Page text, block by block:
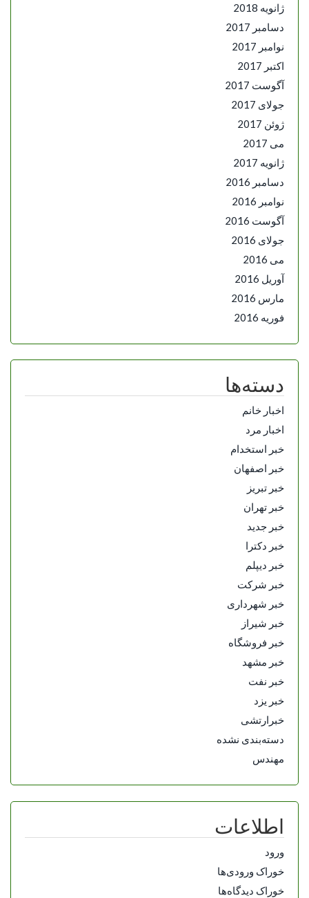
ژانویه 2018
دسامبر 2017
نوامبر 2017
اکتبر 2017
آگوست 2017
جولای 2017
ژوئن 2017
می 2017
ژانویه 2017
دسامبر 2016
نوامبر 2016
آگوست 2016
جولای 2016
می 2016
آوریل 2016
مارس 2016
فوریه 2016
دسته‌ها
اخبار خانم
اخبار مرد
خبر استخدام
خبر اصفهان
خبر تبریز
خبر تهران
خبر جدید
خبر دکترا
خبر دیپلم
خبر شرکت
خبر شهرداری
خبر شیراز
خبر فروشگاه
خبر مشهد
خبر نفت
خبر یزد
خبرارتشی
دسته‌بندی نشده
مهندس
اطلاعات
ورود
خوراک ورودی‌ها
خوراک دیدگاه‌ها